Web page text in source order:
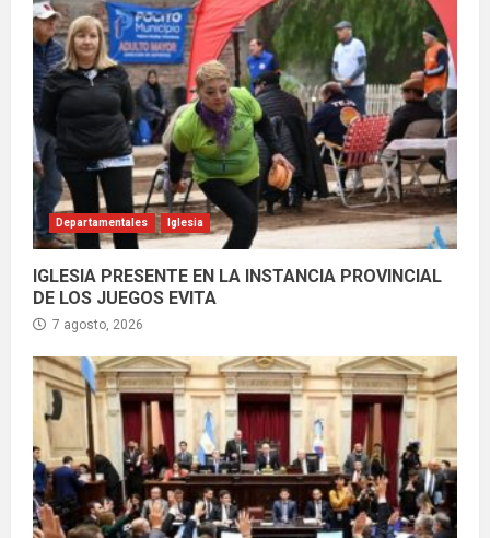
Departamentales Iglesia
IGLESIA PRESENTE EN LA INSTANCIA PROVINCIAL
DE LOS JUEGOS EVITA
7 agosto, 2026